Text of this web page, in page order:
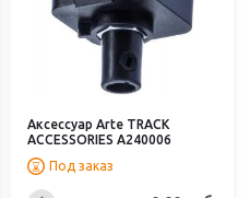
Аксессуар Arte TRACK
ACCESSORIES A240006
Под заказ